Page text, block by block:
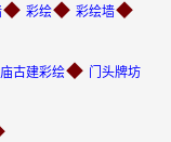
◆ 彩绘◆ 彩绘墙◆
古建彩绘◆ 门头牌坊